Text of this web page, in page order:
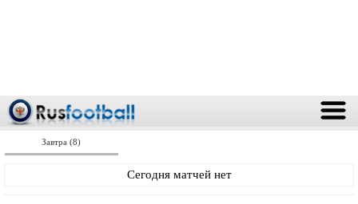
Завтра (8)
Сегодня матчей нет